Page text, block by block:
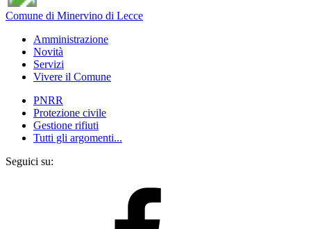
Comune di Minervino di Lecce
Amministrazione
Novità
Servizi
Vivere il Comune
PNRR
Protezione civile
Gestione rifiuti
Tutti gli argomenti...
Seguici su: